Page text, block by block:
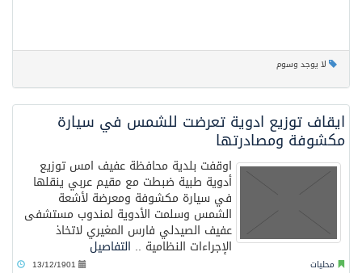
لا يوجد وسوم
ايقاف توزيع ادوية تعرضت للشمس في سيارة
مكشوفة ومصادرتها
اوقفت بلدية محافظة عفيف امس توزيع
أدوية طبية ضبطت مع مقيم عربي ينقلها
في سيارة مكشوفة ومعرضة لأشعة
الشمس وسلمت الأدوية لمندوب مستشفى
عفيف الصيدلي فارس المغيري لاتخاذ
الإجراءات النظامية .. التفاصيل
محليات 13/12/1901